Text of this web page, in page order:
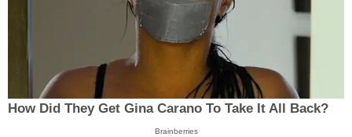
How Did They Get Gina Carano To Take It All Back?
Brainberries